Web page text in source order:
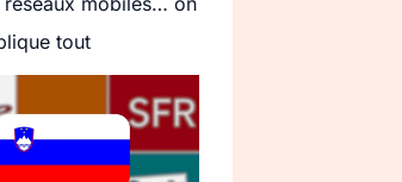
tout